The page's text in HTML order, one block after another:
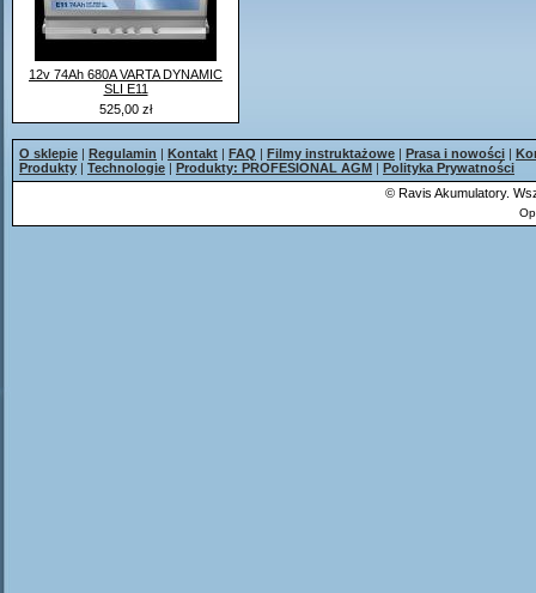
12v 74Ah 680A VARTA DYNAMIC
SLI E11
525,00 zł
O sklepie | Regulamin | Kontakt | FAQ | Filmy instruktażowe | Prasa i nowości |
Produkty | Technologie | Produkty: PROFESIONAL AGM | Polityka Prywatności
© Ravis Akumulatory.